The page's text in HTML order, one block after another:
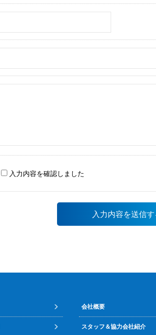
入力内容を確認しました
会社概要
スタッフ＆協力会社紹介